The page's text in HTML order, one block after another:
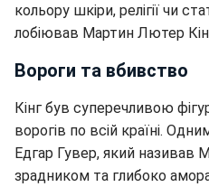
кольору шкіри, релігії чи
лобіював Мартин Лютер
Вороги та вбивство
Кінг був суперечливою
ворогів по всій країні.
Едгар Гувер, який називав
зрадником та глибоко